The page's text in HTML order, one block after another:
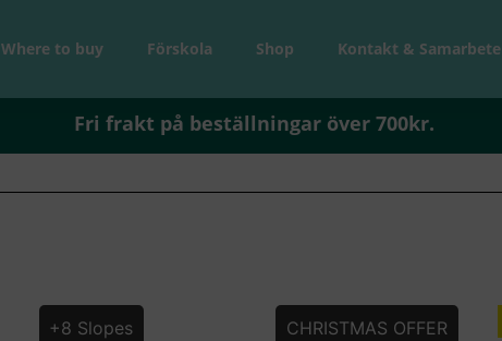
Where to buy Förskola Shop Kontakt & Samarbete
Fri frakt på beställningar över 700kr.
+8 Slopes CHRISTMAS OFFER